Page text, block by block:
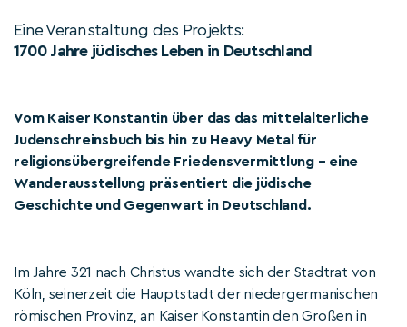
Eine Veranstaltung des Projekts:
1700 Jahre jüdisches Leben in Deutschland
Vom Kaiser Konstantin über das das mittelalterliche
Judenschreinsbuch bis hin zu Heavy Metal für
religionsübergreifende Friedensvermittlung – eine
Wanderausstellung präsentiert die jüdische
Geschichte und Gegenwart in Deutschland.
Im Jahre 321 nach Christus wandte sich der Stadtrat von
Köln, seinerzeit die Hauptstadt der niedergermanischen
römischen Provinz, an Kaiser Konstantin den Großen in